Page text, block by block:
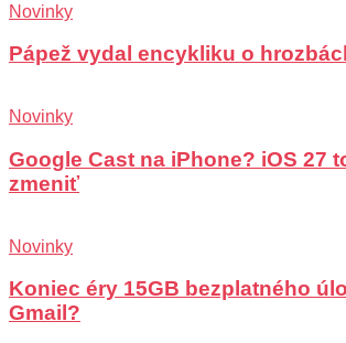
Novinky
Pápež vydal encykliku o
Novinky
Google Cast na iPhone? iOS 27
zmeniť
Novinky
Koniec éry 15GB bezplatného
Gmail?